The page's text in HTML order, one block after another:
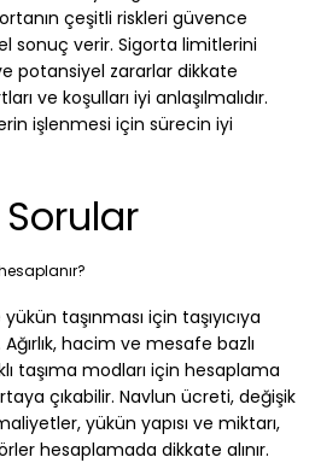
çeşitli riskleri güvence
sonuç verir. Sigorta limitlerini
potansiyel zararlar dikkate
ve koşulları iyi anlaşılmalıdır.
işlenmesi için sürecin iyi
Sorular
taşınması için taşıyıcıya
hacim ve mesafe bazlı
taşıma modları için hesaplama
çıkabilir. Navlun ücreti, değişik
yükün yapısı ve miktarı,
hesaplamada dikkate alınır.